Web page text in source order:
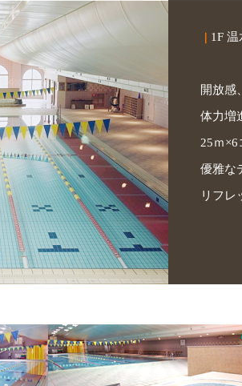
1F
開放感
体力増
25ｍ×6
優雅な
リフレ